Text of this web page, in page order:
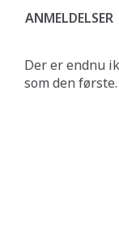
ANMELDELSER
Der er endnu
som den første.